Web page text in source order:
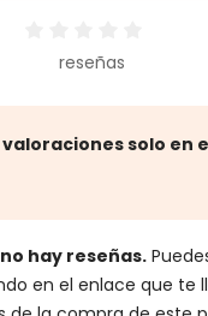
de 0 de 5
reseñas
solo en
hay reseñas.
en el enlace que te